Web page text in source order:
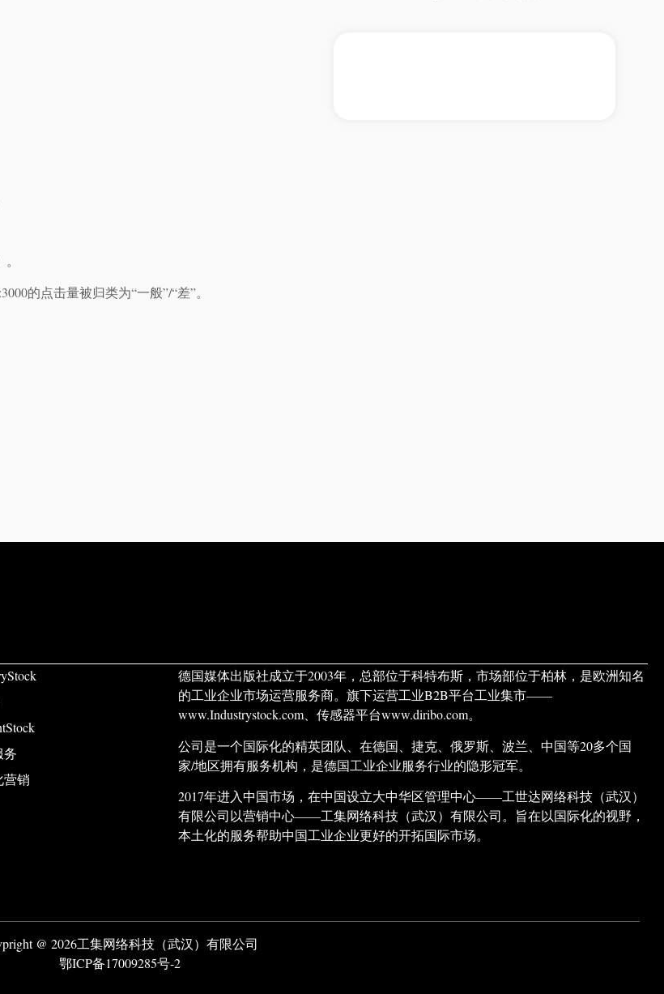
的点击量被归类为“一般”/“差”。
务
营销
德国媒体出版社成立于2003年，总部位于科特布斯，市场部位于柏林，是欧洲知名
的工业企业市场运营服务商。旗下运营工业B2B平台工业集市——
www.Industrystock.com、传感器平台www.diribo.com。
公司是一个国际化的精英团队、在德国、捷克、俄罗斯、波兰、中国等20多个国
家/地区拥有服务机构，是德国工业企业服务行业的隐形冠军。
2017年进入中国市场，在中国设立大中华区管理中心——工世达网络科技（武汉）
有限公司以营销中心——工集网络科技（武汉）有限公司。旨在以国际化的视野，
本土化的服务帮助中国工业企业更好的开拓国际市场。
@ 2026工集网络科技（武汉）有限公司
鄂ICP备17009285号-2